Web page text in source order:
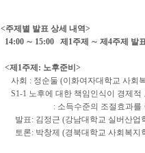
<주제별 발표 상세 내역>
14:00 ∼ 15:00 제 1주제 ∼ 제 4주제 발
<제 1주제 : 노후준비 >
사회 : 정순둘 (이화여자대학교 사회
S1-1 노후에 대한 책임인식이 경제
: 소득수준의 조절효과를
발표: 김정근 (강남대학교 실버산업
토론: 박창제 (경북대학교 사회복지